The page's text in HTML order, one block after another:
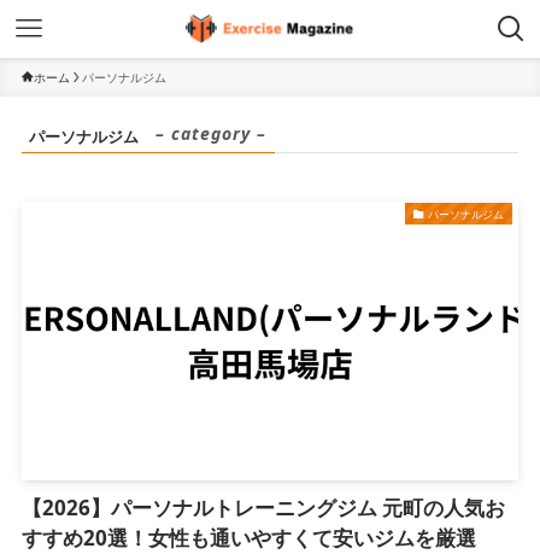
ホーム パーソナルジム
パーソナルジム – category –
パーソナルジム
【2026】パーソナルトレーニングジム 元町の人気お
すすめ20選！女性も通いやすくて安いジムを厳選